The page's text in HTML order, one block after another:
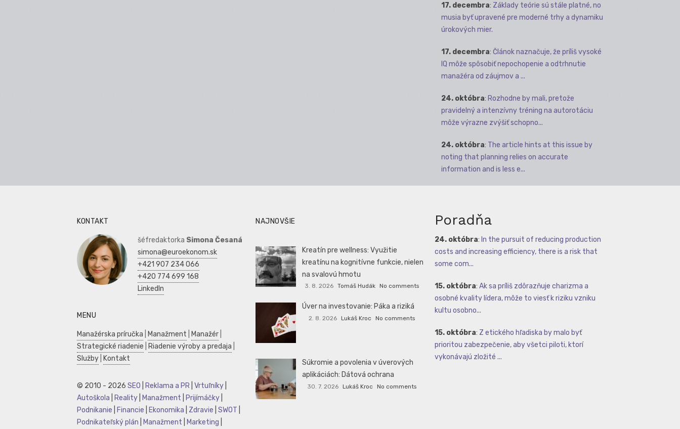
17. decembra: Základy teórie sú stále platné, no
musia byť upravené pre moderné trhy a dynamiku
úrokových mier.
17. decembra: Článok naznačuje, že príliš vysoké
IQ môže spôsobiť nepochopenie a odtrhnutie
manažéra od záujmov a ...
24. októbra: Rozhodne by mali, pretože
pravidelný a intenzívny tréning na autorotáciu
môže výrazne zvýšiť schopno...
24. októbra: The article hints at this issue by
noting that planning relies on accurate
information and is less e...
KONTAKT
šéfredaktorka Simona Česaná
simona@euroekonom.sk
+421 907 234 066
+420 774 699 168
LinkedIn
MENU
Manažérska príručka Manažment Manažér
Strategické riadenie
Riadenie výroby a predaja
Služby
Kontakt
© 2010 - 2026 SEO Reklama a PR Vrtuľníky
Autoškola
Reality Manažment Prijímáčky
Podnikanie
Financie Ekonomika Zdravie SWOT
Podnikateľský plán
Manažment Marketing
NAJNOVŠIE
Kreatín pre wellness: Využitie
kreatínu na kognitívne funkcie, nielen
na svalovú hmotu
3. 8. 2026 Tomáš Hudák No comments
Úver na investovanie: Páka a riziká
2. 8. 2026 Lukáš Kroc No comments
Súkromie a povolenia v úverových
aplikáciách: Dátová ochrana
30. 7. 2026 Lukáš Kroc No comments
Poradňa
24. októbra: In the pursuit of reducing production
costs and increasing efficiency, there is a risk that
some com...
15. októbra: Ak sa príliš zdôrazňuje charizma a
osobné kvality lídera, môže to viesť k riziku vzniku
kultu osobno...
15. októbra: Z etického hľadiska by malo byť
prioritou zabezpečenie, aby všetci piloti, ktorí
vykonávajú zložité ...